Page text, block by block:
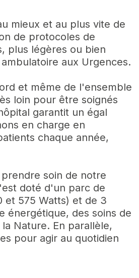
mieux et au plus vite de
de protocoles de
plus légères ou bien
aux Urgences.
et même de l'ensemble
loin pour être soignés
garantit un égal
en charge en
chaque année,
soin de notre
doté d'un parc de
et 575 Watts) et de 3
énergétique, des soins de
Nature. En parallèle,
pour agir au quotidien